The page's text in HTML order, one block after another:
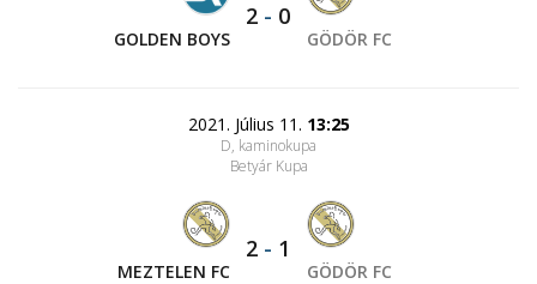
GOLDEN BOYS
2 - 0
GÖDÖR FC
2021. Július 11. 13:25
D, kaminokupa
Betyár Kupa
MEZTELEN FC
2 - 1
GÖDÖR FC